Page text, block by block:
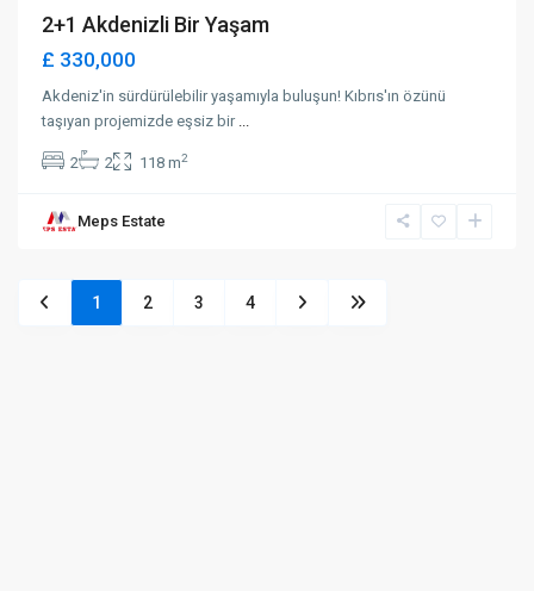
2+1 Akdenizli Bir Yaşam
£ 330,000
Akdeniz'in sürdürülebilir yaşamıyla buluşun! Kıbrıs'ın özünü
taşıyan projemizde eşsiz bir ...
2 2 118 m2
Meps Estate
1 2 3 4